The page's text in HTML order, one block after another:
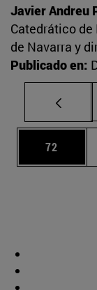
Javier Andreu
Catedrático
de Navarra y
Publicado en:
Página
72